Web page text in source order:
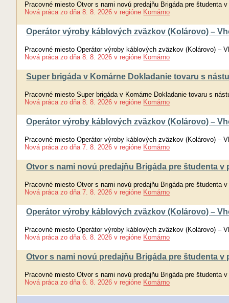
Pracovné miesto Otvor s nami novú predajňu Brigáda pre študenta
Nová práca zo dňa 8. 8. 2026 v regióne Komárno
Operátor výroby káblových zväzkov (Kolárovo) –
Pracovné miesto Operátor výroby káblových zväzkov (Kolárovo) –
Nová práca zo dňa 8. 8. 2026 v regióne Komárno
Super brigáda v Komárne Dokladanie tovaru s
Pracovné miesto Super brigáda v Komárne Dokladanie tovaru s
Nová práca zo dňa 8. 8. 2026 v regióne Komárno
Operátor výroby káblových zväzkov (Kolárovo) –
Pracovné miesto Operátor výroby káblových zväzkov (Kolárovo) –
Nová práca zo dňa 7. 8. 2026 v regióne Komárno
Otvor s nami novú predajňu Brigáda pre študenta v
Pracovné miesto Otvor s nami novú predajňu Brigáda pre študenta
Nová práca zo dňa 7. 8. 2026 v regióne Komárno
Operátor výroby káblových zväzkov (Kolárovo) –
Pracovné miesto Operátor výroby káblových zväzkov (Kolárovo) –
Nová práca zo dňa 6. 8. 2026 v regióne Komárno
Otvor s nami novú predajňu Brigáda pre študenta v
Pracovné miesto Otvor s nami novú predajňu Brigáda pre študenta
Nová práca zo dňa 6. 8. 2026 v regióne Komárno